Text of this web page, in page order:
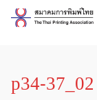
Skip
p34-37_02